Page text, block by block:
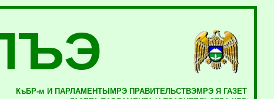
КъБР-м И ПАРЛАМЕНТЫМРЭ ПРАВИТЕЛЬСТВЭМРЭ Я ГАЗЕТ